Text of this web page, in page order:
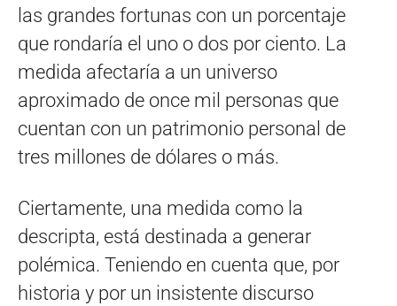
las grandes fortunas con un porcentaje
que rondaría el uno o dos por ciento. La
medida afectaría a un universo
aproximado de once mil personas que
cuentan con un patrimonio personal de
tres millones de dólares o más.
Ciertamente, una medida como la
descripta, está destinada a generar
polémica. Teniendo en cuenta que, por
historia y por un insistente discurso